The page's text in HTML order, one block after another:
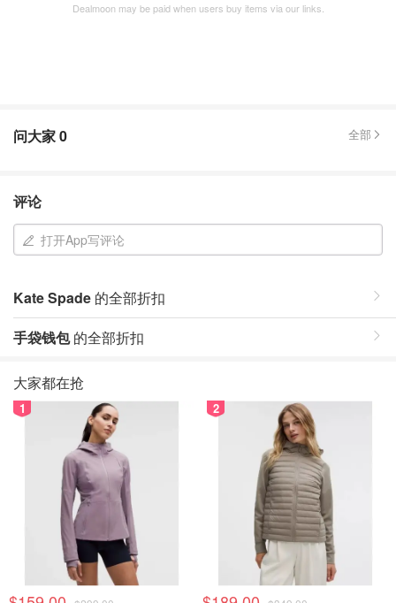
Dealmoon may be paid when users buy items via our links.
问大家0 全部
评论
打开App写评论
Kate Spade 的全部折扣
手袋钱包的全部折扣
大家都在抢
1 2